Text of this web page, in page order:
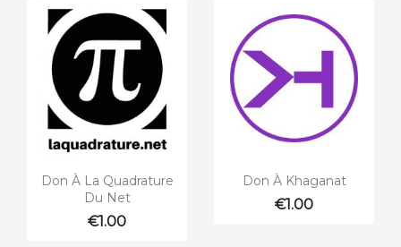
Quick view
Don À La Quadrature
Du Net
€1.00
Quick view
Don À Khaganat
€1.00